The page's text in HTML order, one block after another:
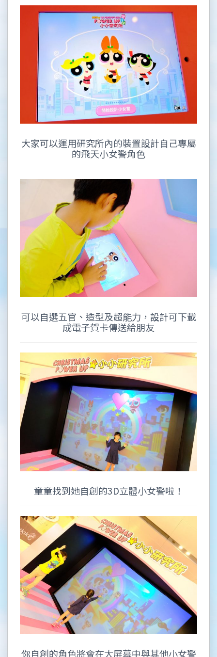
大家可以運用研究所內的裝置設計自己專屬
的飛天小女警角色
可以自選五官、造型及超能力，設計可下載
成電子賀卡傳送給朋友
童童找到她自創的3D立體小女警啦！
你自創的角色將會在大屏幕中與其他小女警